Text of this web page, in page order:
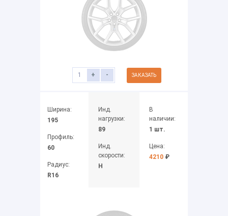
+ - ЗАКАЗАТЬ
Ширина:
195
Профиль:
60
Радиус:
R16
Инд.
нагрузки:
89
Инд.
скорости:
H
В
наличии:
1 шт.
Цена:
4210 ₽